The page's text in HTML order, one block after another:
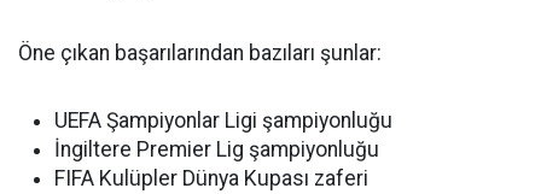
Öne çıkan başarılarından bazıları şunlar:
UEFA Şampiyonlar Ligi şampiyonluğu
İngiltere Premier Lig şampiyonluğu
FIFA Kulüpler Dünya Kupası zaferi